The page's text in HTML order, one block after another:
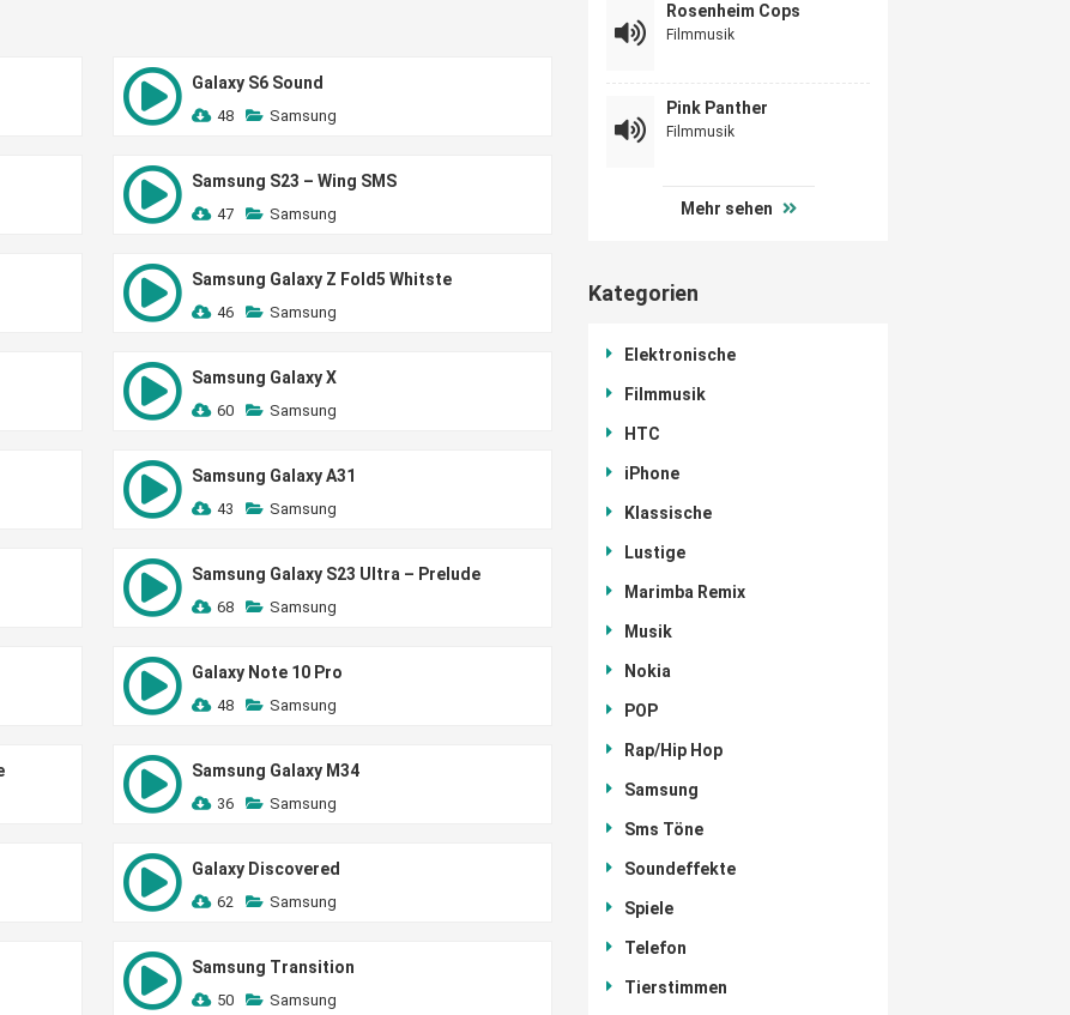
Galaxy S6 Sound
48 Samsung
Samsung S23 – Wing SMS
47 Samsung
Samsung Galaxy Z Fold5 Whitste
46 Samsung
Samsung Galaxy X
60 Samsung
Samsung Galaxy A31
43 Samsung
Samsung Galaxy S23 Ultra – Prelude
68 Samsung
Galaxy Note 10 Pro
48 Samsung
Samsung Galaxy M34
36 Samsung
Galaxy Discovered
62 Samsung
Samsung Transition
50 Samsung
Rosenheim Cops
Filmmusik
Pink Panther
Filmmusik
Mehr sehen
Kategorien
Elektronische
Filmmusik
HTC
iPhone
Klassische
Lustige
Marimba Remix
Musik
Nokia
POP
Rap/Hip Hop
Samsung
Sms Töne
Soundeffekte
Spiele
Telefon
Tierstimmen